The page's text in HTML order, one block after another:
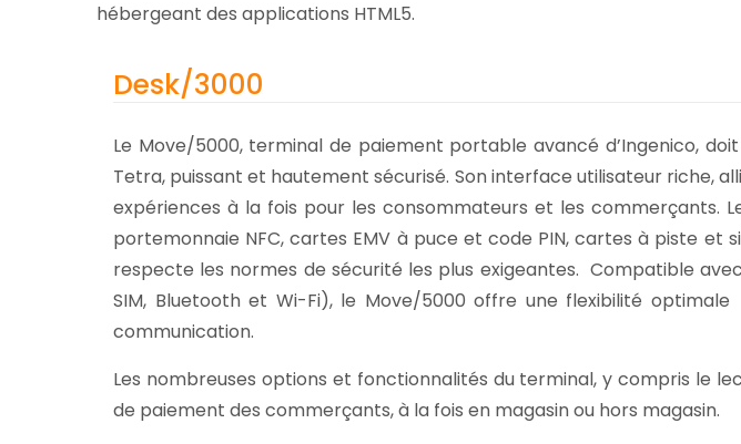
hébergeant des applications HTML5.
Desk/3000
Le Move/5000, terminal de paiement portable avancé d’Ingenico,
Tetra, puissant et hautement sécurisé. Son interface utilisateur riche,
expériences à la fois pour les consommateurs et les commerçants.
portemonnaie NFC, cartes EMV à puce et code PIN, cartes à piste et
respecte les normes de sécurité les plus exigeantes. Compatible
SIM, Bluetooth et Wi-Fi), le Move/5000 offre une flexibilité
communication.
Les nombreuses options et fonctionnalités du terminal, y compris le
de paiement des commerçants, à la fois en magasin ou hors magasin.